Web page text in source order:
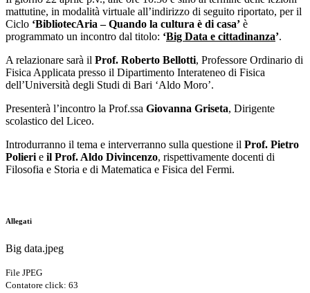
mattutine, in modalità virtuale all’indirizzo di seguito riportato, per il
Ciclo ‘BibliotecAria – Quando la cultura è di casa’ è
programmato un incontro dal titolo: ‘Big Data e cittadinanza’.
A relazionare sarà il Prof. Roberto Bellotti, Professore Ordinario di
Fisica Applicata presso il Dipartimento Interateneo di Fisica
dell’Università degli Studi di Bari ‘Aldo Moro’.
Presenterà l’incontro la Prof.ssa Giovanna Griseta, Dirigente
scolastico del Liceo.
Introdurranno il tema e interverranno sulla questione il Prof. Pietro
Polieri e il Prof. Aldo Divincenzo, rispettivamente docenti di
Filosofia e Storia e di Matematica e Fisica del Fermi.
Allegati
Big data.jpeg
File JPEG
Contatore click: 63